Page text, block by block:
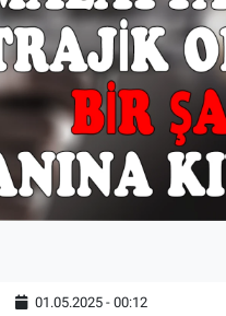
01.05.2025 - 00:12